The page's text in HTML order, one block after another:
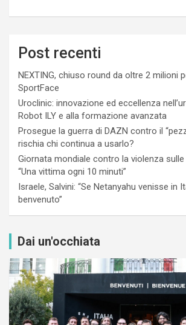
Post recenti
NEXTING, chiuso round da oltre 2 milioni
SportFace
Uroclinic: innovazione ed eccellenza
Robot ILY e alla formazione avanzata
Prosegue la guerra di DAZN contro il
rischia chi continua a usarlo?
Giornata mondiale contro la violenza sulle
“Una vittima ogni 10 minuti”
Israele, Salvini: “Se Netanyahu venisse in
benvenuto”
Dai un'occhiata